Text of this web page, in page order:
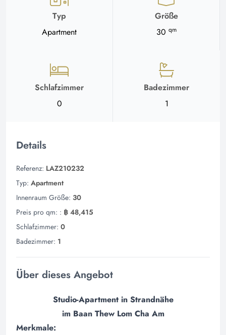
Typ
Apartment
Größe
30 qm
Schlafzimmer
0
Badezimmer
1
Details
Referenz: LAZ210232
Typ: Apartment
Innenraum Größe: 30
Preis pro qm: : ฿ 48,415
Schlafzimmer: 0
Badezimmer: 1
Über dieses Angebot
Studio-Apartment in Strandnähe
im Baan Thew Lom Cha Am
Merkmale: